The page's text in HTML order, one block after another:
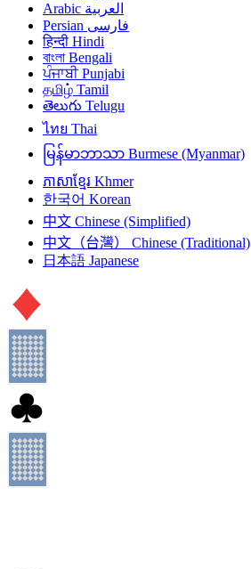
العربية Arabic
فارسی Persian
हिन्दी Hindi
বাংলা Bengali
ਪੰਜਾਬੀ Punjabi
தமிழ் Tamil
తెలుగు Telugu
ไทย Thai
မြန်မာဘာသာ Burmese (Myanmar)
ភាសាខ្មែរ Khmer
한국어 Korean
中文 Chinese (Simplified)
中文（台灣）
Chinese (Traditional)
日本語 Japanese